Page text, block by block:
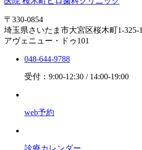
〒330-0854
埼玉県さいたま市大宮区桜木町1-325-1
アヴェニュー・ドゥ101
048-644-9788
受付：9:00-12:30 / 14:00-19:00
web予約
診療カレンダー